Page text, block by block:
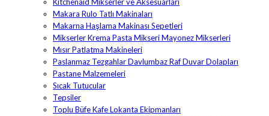
Kitchenaid Mikserler ve Aksesuarları
Makara Rulo Tatlı Makinaları
Makarna Haşlama Makinası Sepetleri
Mikserler Krema Pasta Mikseri Mayonez Mikserleri
Mısır Patlatma Makineleri
Paslanmaz Tezgahlar Davlumbaz Raf Duvar Dolapları
Pastane Malzemeleri
Sıcak Tutucular
Tepsiler
Toplu Büfe Kafe Lokanta Ekipmanları